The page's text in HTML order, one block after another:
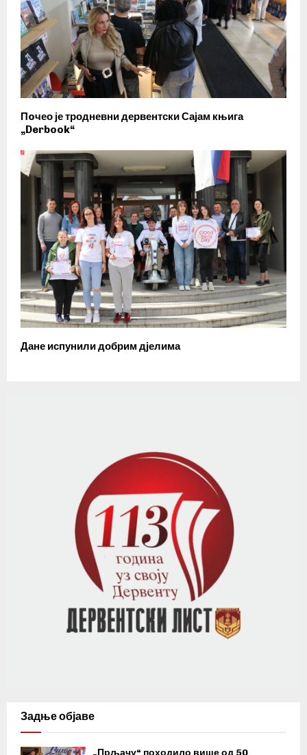
Пoчео је тродневни дервентски Сајам књига
„Derbook“
Дане испунили добрим дјелима
Задње објаве
„Прљачу“ походило више од 50